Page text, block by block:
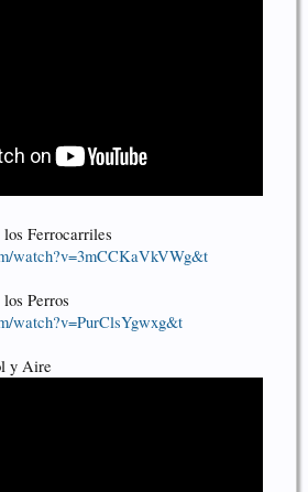
Ferrocarriles
watch?v=3mCCKaVkVWg&t
Perros
watch?v=PurClsYgwxg&t
y Aire